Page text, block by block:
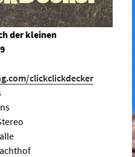
der kleinen
clickclickdecker